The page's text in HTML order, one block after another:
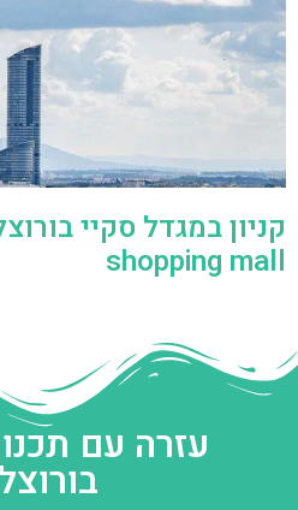
shopping mall
עזרה עם